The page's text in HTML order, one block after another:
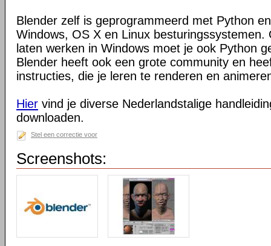
Blender zelf is geprogrammeerd met Python
Windows, OS X en Linux besturingssystemen.
laten werken in Windows moet je ook Python
Blender heeft ook een grote community en
instructies, die je leren te renderen en
Hier vind je diverse Nederlandstalige
downloaden.
Stel een correctie voor
Screenshots: